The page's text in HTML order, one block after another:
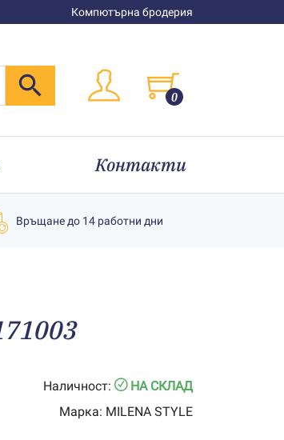
Компютърна бродерия
0
Контакти
Връщане до 14 работни дни
Наличност:
НА СКЛАД
Марка: MILENA STYLE